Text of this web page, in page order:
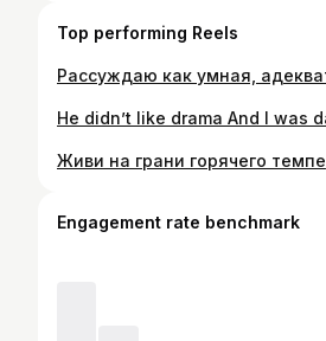
Top performing Reels
Engagement rate benchmark